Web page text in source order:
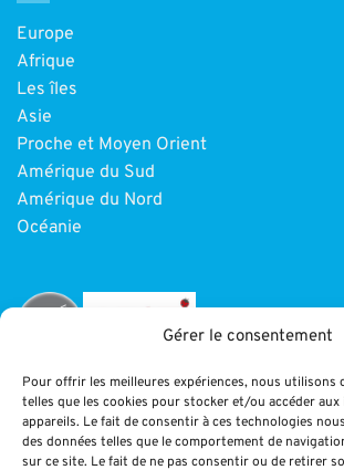
Gérer le consentement
Pour offrir les meilleures expériences, nous utilisons
telles que les cookies pour stocker et/ou accéder
appareils. Le fait de consentir à ces technologies
des données telles que le comportement de
sur ce site. Le fait de ne pas consentir ou de retirer
Europe
Afrique
Les îles
Asie
Proche et Moyen Orient
Amérique du Sud
Amérique du Nord
Océanie
INFORMATIONS